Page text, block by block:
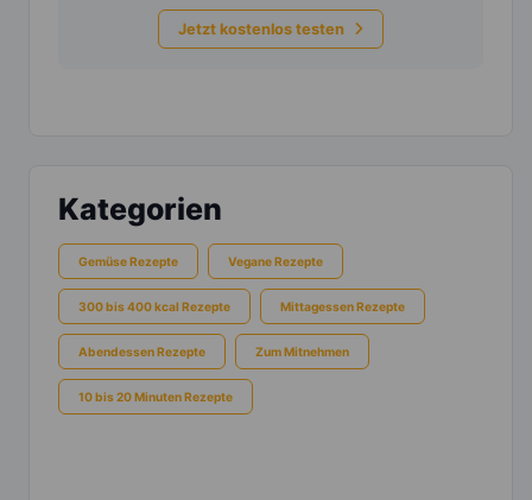
Jetzt kostenlos testen
Kategorien
Gemüse Rezepte Vegane Rezepte
300 bis 400 kcal Rezepte Mittagessen Rezepte
Abendessen Rezepte Zum Mitnehmen
10 bis 20 Minuten Rezepte